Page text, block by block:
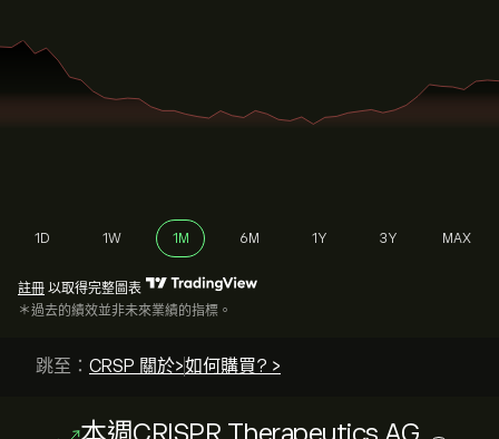
1D 1W 1M 6M 1Y 3Y MAX
註冊 以取得完整圖表
＊過去的績效並非未來業績的指標。
跳至： CRSP 關於>如何購買? >
本週CRISPR Therapeutics AG